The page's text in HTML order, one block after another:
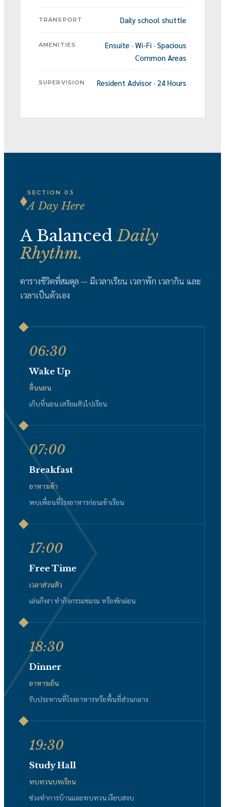
TRANSPORT Daily school shuttle
AMENITIES
Ensuite · Wi-Fi · Spacious
Common Areas
SUPERVISION Resident Advisor · 24 Hours
SECTION 03
A Day Here
A BalancedDaily
Rhythm.
ตารางชีวิตที่สมดุล — มีเวลาเรียน เวลาพัก เวลากิน และ
เวลาเป็นตัวเอง
06:30
Wake Up
ตื่นนอน
เก็บที่นอน เตรียมตัวไปเรียน
07:00
Breakfast
อาหารเช้า
พบเพื่อนที่โรงอาหารก่อนเข้าเรียน
17:00
Free Time
เวลาส่วนตัว
เล่นกีฬา ทำกิจกรรมชมรม หรือพักผ่อน
18:30
Dinner
อาหารเย็น
รับประทานที่โรงอาหารหรือพื้นที่ส่วนกลาง
19:30
Study Hall
ทบทวนบทเรียน
ช่วงทำการบ้านและทบทวน เงียบสงบ